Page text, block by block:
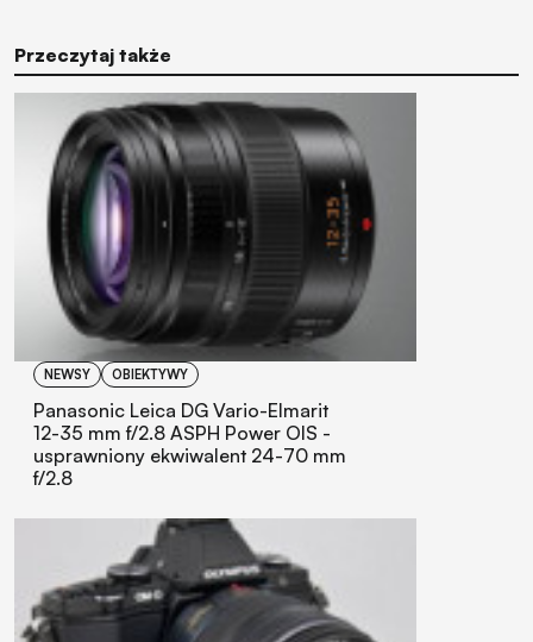
Przeczytaj także
NEWSY OBIEKTYWY
Panasonic Leica DG Vario-Elmarit
12-35 mm f/2.8 ASPH Power OIS -
usprawniony ekwiwalent 24-70 mm
f/2.8